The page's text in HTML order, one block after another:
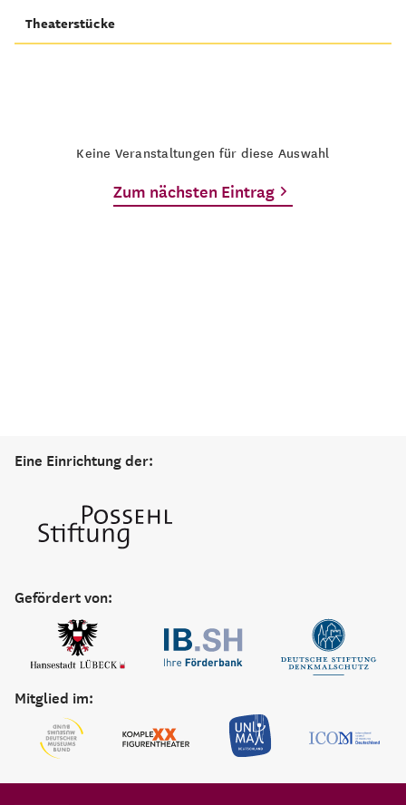
Theaterstücke
Keine Veranstaltungen für diese Auswahl
Zum nächsten Eintrag
Eine Einrichtung der:
Gefördert von:
Mitglied im: